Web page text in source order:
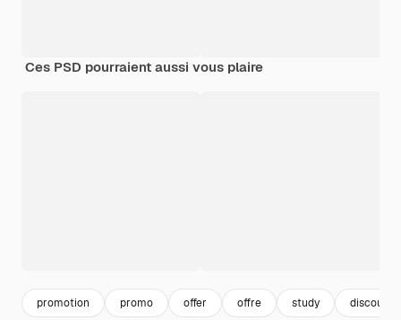
Ces PSD pourraient aussi vous plaire
promotion promo offer offre study discount